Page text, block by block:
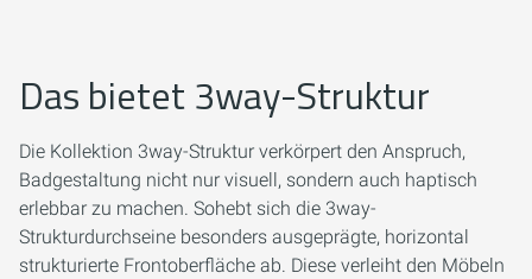
Das bietet 3way-Struktur
Die Kollektion 3way-Struktur verkörpert den Anspruch,
Badgestaltung nicht nur visuell, sondern auch haptisch
erlebbar zu machen. Sohebt sich die 3way-
Strukturdurchseine besonders ausgeprägte, horizontal
strukturierte Frontoberfläche ab. Diese verleiht den Möbeln